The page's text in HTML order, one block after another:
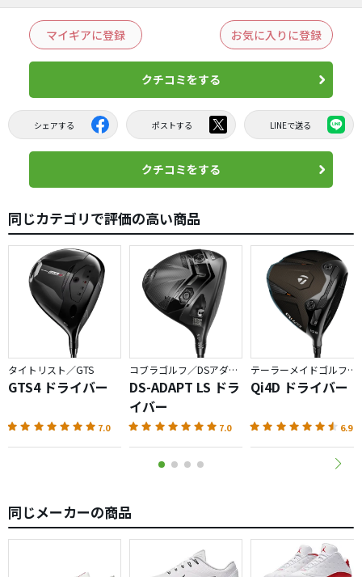
マイギアに登録 お気に入りに登録
クチコミをする
シェアする ポストする LINEで送る
クチコミをする
同じカテゴリで評価の高い商品
タイトリスト／GTS
GTS4 ドライバー
7.0
コブラゴルフ／DSアダプト
DS-ADAPT LS ドラ
イバー
7.0
テーラーメイドゴルフ／Qi4D
Qi4D ドライバー
6.9
同じメーカーの商品